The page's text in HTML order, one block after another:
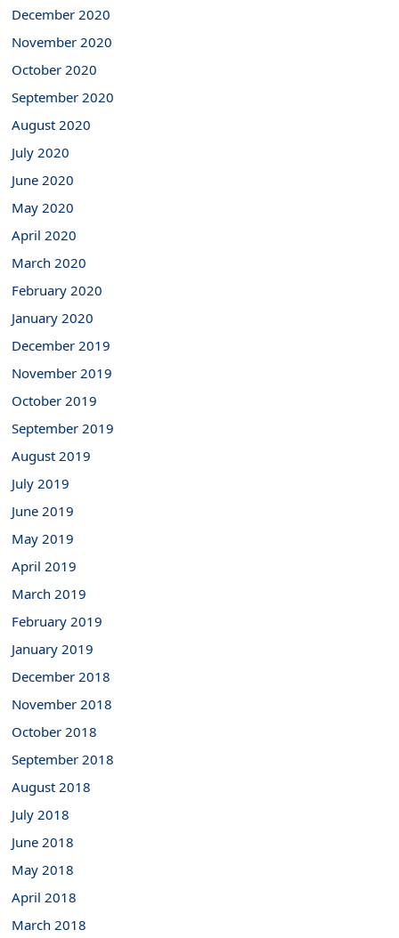
December 2020
November 2020
October 2020
September 2020
August 2020
July 2020
June 2020
May 2020
April 2020
March 2020
February 2020
January 2020
December 2019
November 2019
October 2019
September 2019
August 2019
July 2019
June 2019
May 2019
April 2019
March 2019
February 2019
January 2019
December 2018
November 2018
October 2018
September 2018
August 2018
July 2018
June 2018
May 2018
April 2018
March 2018